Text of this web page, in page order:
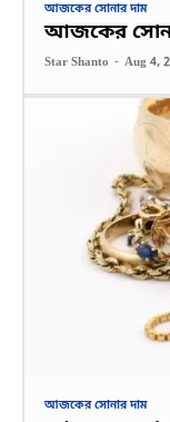
আজকের সোনার দাম
আজকের
Star Shanto - Aug 4,
আজকের সোনার দাম